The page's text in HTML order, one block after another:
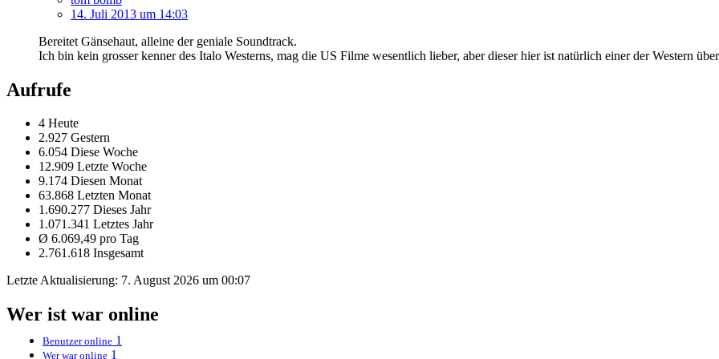
14. Juli 2013 um 14:03
Bereitet Gänsehaut, alleine der geniale Soundtrack.
Ich bin kein grosser kenner des Italo Westerns, mag die US Filme wesentlich lieber, aber dieser hier ist natürlich einer der Western
Aufrufe
4 Heute
2.927 Gestern
6.054 Diese Woche
12.909 Letzte Woche
9.174 Diesen Monat
63.868 Letzten Monat
1.690.277 Dieses Jahr
1.071.341 Letztes Jahr
Ø 6.069,49 pro Tag
2.761.618 Insgesamt
Letzte Aktualisierung: 7. August 2026 um 00:07
Wer ist war online
Benutzer online 1
Wer war online 1